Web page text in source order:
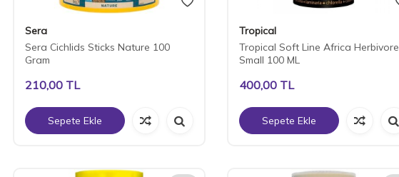
Sera
Sera Cichlids Sticks Nature 100
Gram
210,00 TL
Sepete Ekle
Tropical
Tropical Soft Line Africa Herbivore
Small 100 ML
400,00TL
Sepete Ekle